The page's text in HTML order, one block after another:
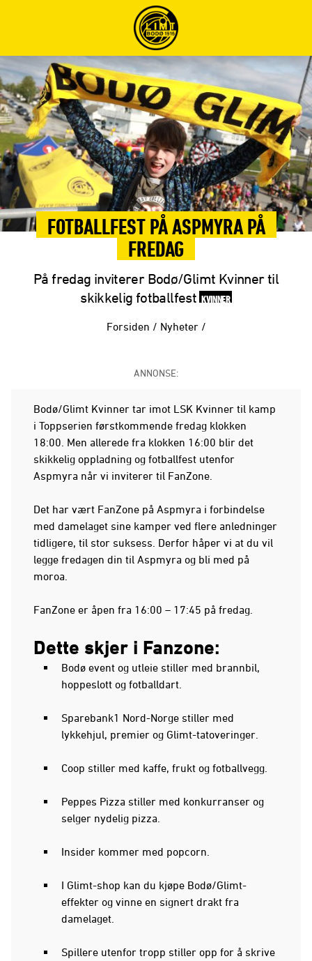
FOTBALLFEST PÅ ASPMYRA PÅ
FREDAG
På fredag inviterer Bodø/Glimt Kvinner til
skikkelig fotballfest KVINNER
Forsiden / Nyheter /
ANNONSE:
Bodø/Glimt Kvinner tar imot LSK Kvinner til kamp
i Toppserien førstkommende fredag klokken
18:00. Men allerede fra klokken 16:00 blir det
skikkelig oppladning og fotballfest utenfor
Aspmyra når vi inviterer til FanZone.
Det har vært FanZone på Aspmyra i forbindelse
med damelaget sine kamper ved flere anledninger
tidligere, til stor suksess. Derfor håper vi at du vil
legge fredagen din til Aspmyra og bli med på
moroa.
FanZone er åpen fra 16:00 – 17:45 på fredag.
Dette skjer i Fanzone:
Bodø event og utleie stiller med brannbil,
hoppeslott og fotballdart.
Sparebank1 Nord-Norge stiller med
lykkehjul, premier og Glimt-tatoveringer.
Coop stiller med kaffe, frukt og fotballvegg.
Peppes Pizza stiller med konkurranser og
selger nydelig pizza.
Insider kommer med popcorn.
I Glimt-shop kan du kjøpe Bodø/Glimt-
effekter og vinne en signert drakt fra
damelaget.
Spillere utenfor tropp stiller opp for å skrive